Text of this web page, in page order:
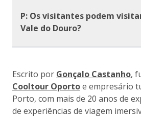
P: Os visitantes podem
Vale do Douro?
Escrito por Gonçalo Castanho,
Cooltour Oportoe empresário
Porto, com mais de 20 anos de
de experiências de viagem